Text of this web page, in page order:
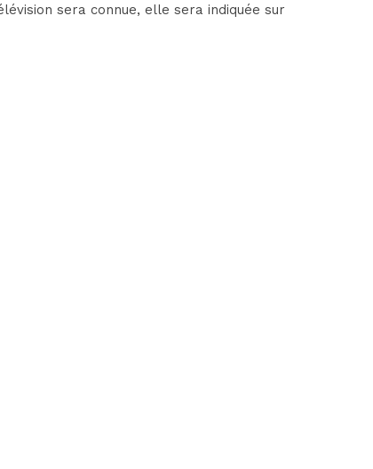
sera connue, elle sera indiquée sur